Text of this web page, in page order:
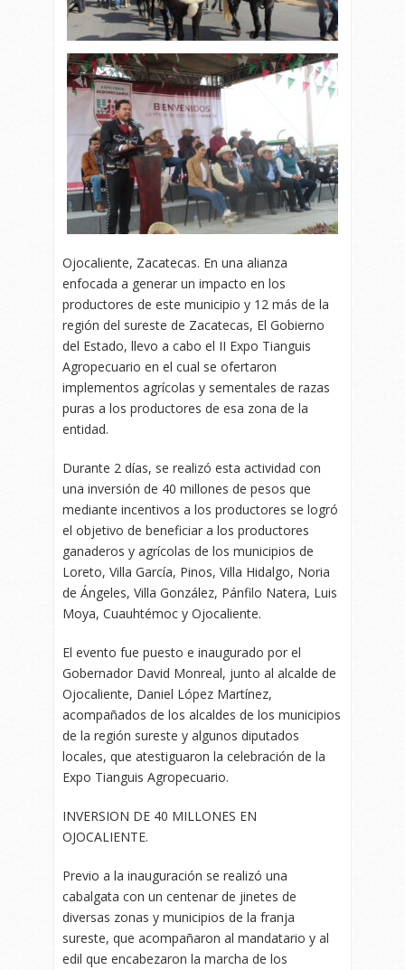
Ojocaliente, Zacatecas. En una alianza
enfocada a generar un impacto en los
productores de este municipio y 12 más de la
región del sureste de Zacatecas, El Gobierno
del Estado, llevo a cabo el II Expo Tianguis
Agropecuario en el cual se ofertaron
implementos agrícolas y sementales de razas
puras a los productores de esa zona de la
entidad.
Durante 2 días, se realizó esta actividad con
una inversión de 40 millones de pesos que
mediante incentivos a los productores se logró
el objetivo de beneficiar a los productores
ganaderos y agrícolas de los municipios de
Loreto, Villa García, Pinos, Villa Hidalgo, Noria
de Ángeles, Villa González, Pánfilo Natera, Luis
Moya, Cuauhtémoc y Ojocaliente.
El evento fue puesto e inaugurado por el
Gobernador David Monreal, junto al alcalde de
Ojocaliente, Daniel López Martínez,
acompañados de los alcaldes de los municipios
de la región sureste y algunos diputados
locales, que atestiguaron la celebración de la
Expo Tianguis Agropecuario.
INVERSION DE 40 MILLONES EN
OJOCALIENTE.
Previo a la inauguración se realizó una
cabalgata con un centenar de jinetes de
diversas zonas y municipios de la franja
sureste, que acompañaron al mandatario y al
edil que encabezaron la marcha de los